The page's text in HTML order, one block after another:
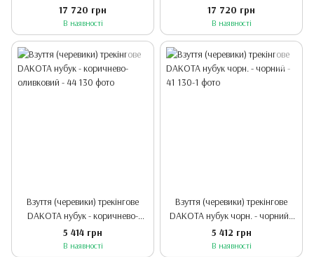
Aquaguard (куртка+штани)
мембрана 20 000 - сірий/
оливковий -M-176-182
17 720 грн
В наявності
Aquaguard (куртка+штани)
мембрана 20 000 - синій/сірий
-M-176-182
17 720 грн
В наявності
Взуття (черевики) трекінгове
DAKOTA нубук - коричнево-
оливковий - 44
5 414 грн
В наявності
Взуття (черевики) трекінгове
DAKOTA нубук чорн. - чорний -
41
5 412 грн
В наявності